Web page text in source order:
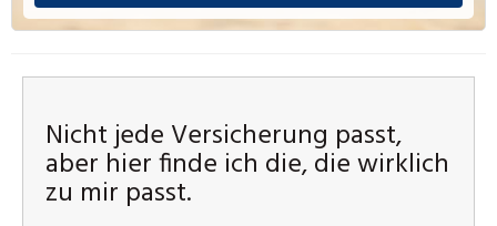
Nicht jede Versicherung passt,
aber hier finde ich die, die wirklich
zu mir passt.